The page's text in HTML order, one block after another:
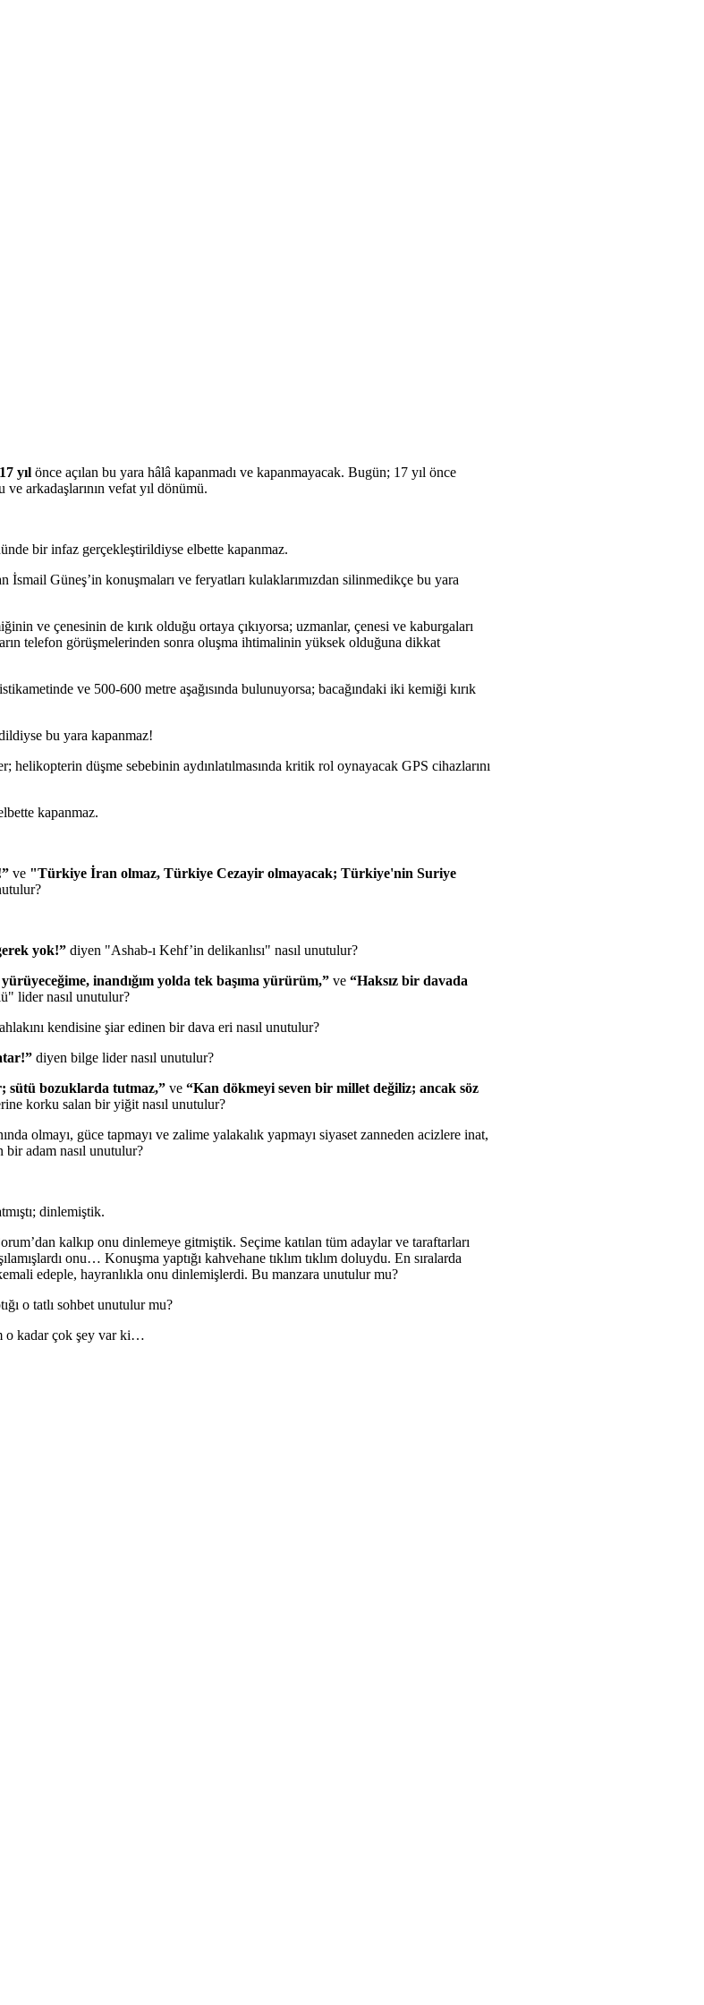
17 yıl önce açılan bu yara hâlâ kapanmadı ve kapanmayacak. Bugün; 17 yıl önce
arkadaşlarının vefat yıl dönümü.
bir infaz gerçekleştirildiyse elbette kapanmaz.
Güneş’in konuşmaları ve feryatları kulaklarımızdan silinmedikçe bu yara
ve çenesinin de kırık olduğu ortaya çıkıyorsa; uzmanlar, çenesi ve kaburgaları
telefon görüşmelerinden sonra oluşma ihtimalinin yüksek olduğuna dikkat
ve 500-600 metre aşağısında bulunuyorsa; bacağındaki iki kemiği kırık
bu yara kapanmaz!
düşme sebebinin aydınlatılmasında kritik rol oynayacak GPS cihazlarını
kapanmaz.
ve "Türkiye İran olmaz, Türkiye Cezayir olmayacak; Türkiye'nin Suriye
yok!” diyen "Ashab-ı Kehf’in delikanlısı" nasıl unutulur?
inandığım yolda tek başıma yürürüm,” ve “Haksız bir davada
lider nasıl unutulur?
kendisine şiar edinen bir dava eri nasıl unutulur?
diyen bilge lider nasıl unutulur?
sütü bozuklarda tutmaz,” ve “Kan dökmeyi seven bir millet değiliz; ancak söz
korku salan bir yiğit nasıl unutulur?
olmayı, güce tapmayı ve zalime yalakalık yapmayı siyaset zanneden acizlere inat,
bir adam nasıl unutulur?
dinlemiştik.
kalkıp onu dinlemeye gitmiştik. Seçime katılan tüm adaylar ve taraftarları
onu… Konuşma yaptığı kahvehane tıklım tıklım doluydu. En sıralarda
edeple, hayranlıkla onu dinlemişlerdi. Bu manzara unutulur mu?
o tatlı sohbet unutulur mu?
o kadar çok şey var ki…